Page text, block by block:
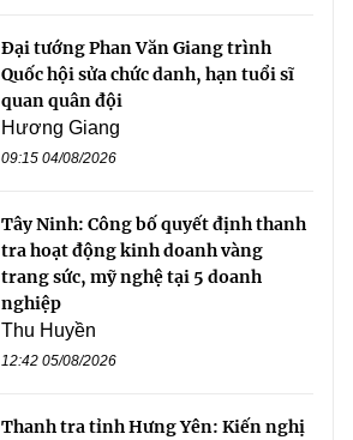
Đại tướng Phan Văn Giang trình
Quốc hội sửa chức danh, hạn tuổi sĩ
quan quân đội
Hương Giang
09:15 04/08/2026
Tây Ninh: Công bố quyết định thanh
tra hoạt động kinh doanh vàng
trang sức, mỹ nghệ tại 5 doanh
nghiệp
Thu Huyền
12:42 05/08/2026
Thanh tra tỉnh Hưng Yên: Kiến nghị